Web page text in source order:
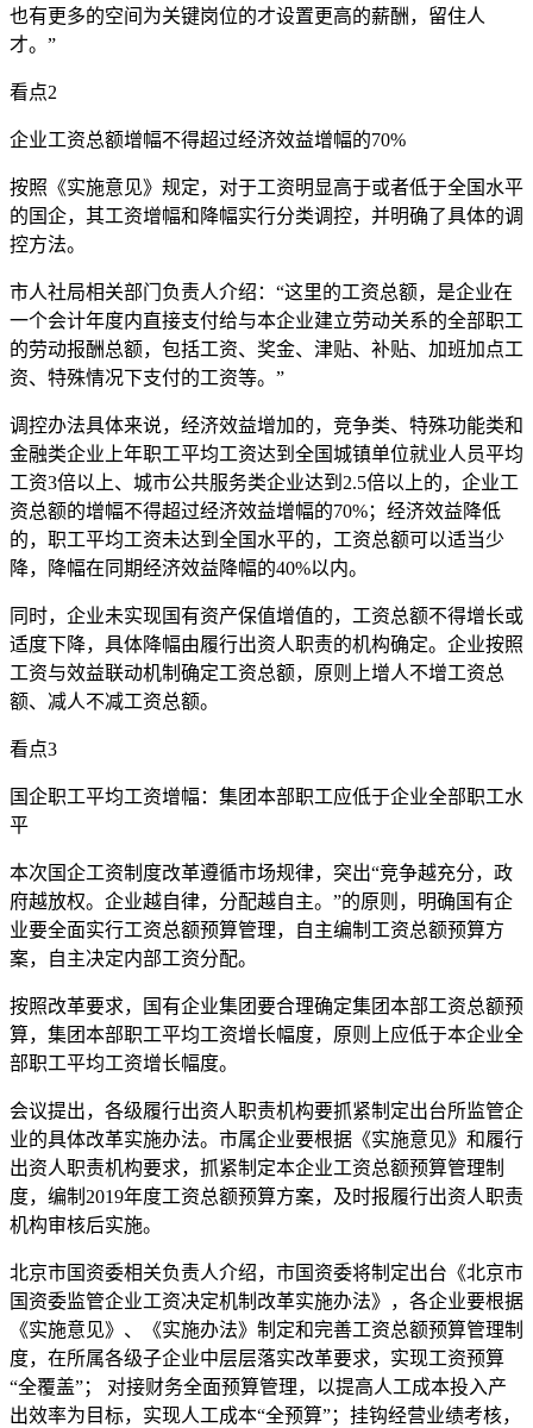
也有更多的空间为关键岗位的才设置更高的薪酬，留住人
才。”
看点2
企业工资总额增幅不得超过经济效益增幅的70%
按照《实施意见》规定，对于工资明显高于或者低于全国水平
的国企，其工资增幅和降幅实行分类调控，并明确了具体的调
控方法。
市人社局相关部门负责人介绍：“这里的工资总额，是企业在
一个会计年度内直接支付给与本企业建立劳动关系的全部职工
的劳动报酬总额，包括工资、奖金、津贴、补贴、加班加点工
资、特殊情况下支付的工资等。”
调控办法具体来说，经济效益增加的，竞争类、特殊功能类和
金融类企业上年职工平均工资达到全国城镇单位就业人员平均
工资3倍以上、城市公共服务类企业达到2.5倍以上的，企业工
资总额的增幅不得超过经济效益增幅的70%；经济效益降低
的，职工平均工资未达到全国水平的，工资总额可以适当少
降，降幅在同期经济效益降幅的40%以内。
同时，企业未实现国有资产保值增值的，工资总额不得增长或
适度下降，具体降幅由履行出资人职责的机构确定。企业按照
工资与效益联动机制确定工资总额，原则上增人不增工资总
额、减人不减工资总额。
看点3
国企职工平均工资增幅：集团本部职工应低于企业全部职工水
平
本次国企工资制度改革遵循市场规律，突出“竞争越充分，政
府越放权。企业越自律，分配越自主。”的原则，明确国有企
业要全面实行工资总额预算管理，自主编制工资总额预算方
案，自主决定内部工资分配。
按照改革要求，国有企业集团要合理确定集团本部工资总额预
算，集团本部职工平均工资增长幅度，原则上应低于本企业全
部职工平均工资增长幅度。
会议提出，各级履行出资人职责机构要抓紧制定出台所监管企
业的具体改革实施办法。市属企业要根据《实施意见》和履行
出资人职责机构要求，抓紧制定本企业工资总额预算管理制
度，编制2019年度工资总额预算方案，及时报履行出资人职责
机构审核后实施。
北京市国资委相关负责人介绍，市国资委将制定出台《北京市
国资委监管企业工资决定机制改革实施办法》，各企业要根据
《实施意见》、《实施办法》制定和完善工资总额预算管理制
度，在所属各级子企业中层层落实改革要求，实现工资预算
“全覆盖”； 对接财务全面预算管理，以提高人工成本投入产
出效率为目标，实现人工成本“全预算”；挂钩经营业绩考核，